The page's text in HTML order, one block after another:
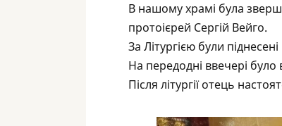
В нашому храмі була
протоієрей Сергій Вейго.
За Літургією були
На передодні ввечері було
Після літургії отець